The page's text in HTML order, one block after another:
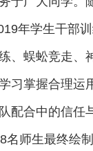
年学生干部
、蜈蚣竞走
习掌握合理
配合中的信
师生最终绘